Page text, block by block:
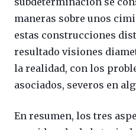
maneras sobre unos
estas construcciones
resultado visiones
la realidad, con los
asociados, severos en
En resumen, los tres